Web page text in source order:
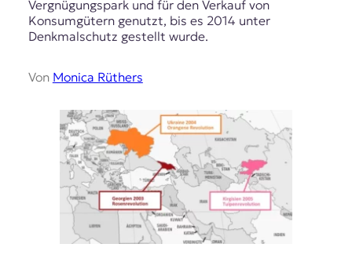
Vergnügungspark und für den Verkauf von
Konsumgütern genutzt, bis es 2014 unter
Denkmalschutz gestellt wurde.
Von Monica Rüthers